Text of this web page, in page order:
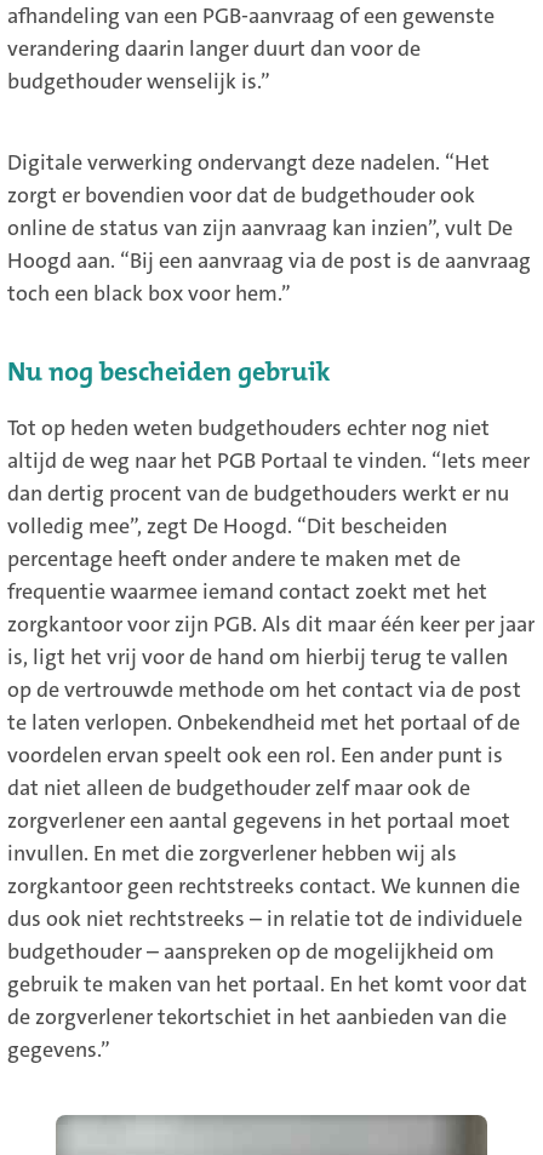
afhandeling van een PGB-aanvraag of een gewenste
verandering daarin langer duurt dan voor de
budgethouder wenselijk is.”
Digitale verwerking ondervangt deze nadelen. “Het
zorgt er bovendien voor dat de budgethouder ook
online de status van zijn aanvraag kan inzien”, vult De
Hoogd aan. “Bij een aanvraag via de post is de aanvraag
toch een black box voor hem.”
Nu nog bescheiden gebruik
Tot op heden weten budgethouders echter nog niet
altijd de weg naar het PGB Portaal te vinden. “Iets meer
dan dertig procent van de budgethouders werkt er nu
volledig mee”, zegt De Hoogd. “Dit bescheiden
percentage heeft onder andere te maken met de
frequentie waarmee iemand contact zoekt met het
zorgkantoor voor zijn PGB. Als dit maar één keer per jaar
is, ligt het vrij voor de hand om hierbij terug te vallen
op de vertrouwde methode om het contact via de post
te laten verlopen. Onbekendheid met het portaal of de
voordelen ervan speelt ook een rol. Een ander punt is
dat niet alleen de budgethouder zelf maar ook de
zorgverlener een aantal gegevens in het portaal moet
invullen. En met die zorgverlener hebben wij als
zorgkantoor geen rechtstreeks contact. We kunnen die
dus ook niet rechtstreeks – in relatie tot de individuele
budgethouder – aanspreken op de mogelijkheid om
gebruik te maken van het portaal. En het komt voor dat
de zorgverlener tekortschiet in het aanbieden van die
gegevens.”